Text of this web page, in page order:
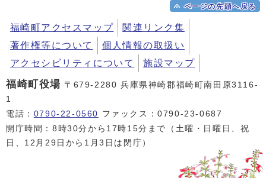
ページの先頭へ戻る
福崎町アクセスマップ
関連リンク集
著作権等について
個人情報の取扱い
アクセシビリティについて
施設マップ
福崎町役場 〒679-2280 兵庫県神崎郡福崎町南田原3116-
1
電話： 0790-22-0560 ファックス：0790-23-0687
開庁時間：8時30分から17時15分まで（土曜・日曜日、祝
日、12月29日から1月3日は閉庁）